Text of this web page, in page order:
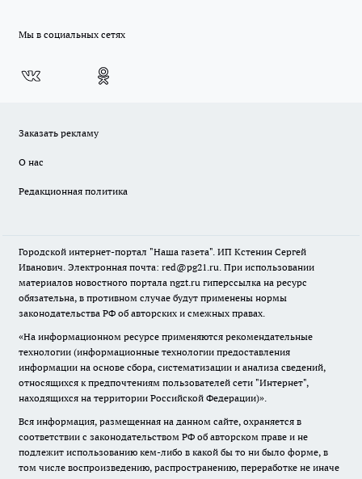
Мы в социальных сетях
Заказать рекламу
О нас
Редакционная политика
Городской интернет-портал "Наша газета". ИП Кстенин Сергей
Иванович. Электронная почта: red@pg21.ru. При использовании
материалов новостного портала ngzt.ru гиперссылка на ресурс
обязательна, в противном случае будут применены нормы
законодательства РФ об авторских и смежных правах.
«На информационном ресурсе применяются рекомендательные
технологии (информационные технологии предоставления
информации на основе сбора, систематизации и анализа сведений,
относящихся к предпочтениям пользователей сети "Интернет",
находящихся на территории Российской Федерации)».
Вся информация, размещенная на данном сайте, охраняется в
соответствии с законодательством РФ об авторском праве и не
подлежит использованию кем-либо в какой бы то ни было форме, в
том числе воспроизведению, распространению, переработке не иначе